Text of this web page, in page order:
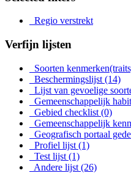
Regio verstrekt
Verfijn lijsten
Soorten
Beschermingslijst (14)
Lijst van gevoelige
Gemeenschappelijk
Gebied checklist (0)
Gemeenschappelijk
Geografisch portaal
Profiel lijst (1)
Test lijst (1)
Andere lijst (26)